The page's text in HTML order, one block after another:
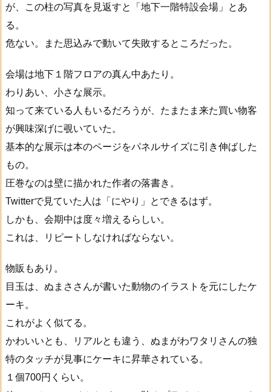
が、この柱の写真を見返すと「地下一階特設会場」とあ
る。
危ない。また思込みで動いて失敗するところだった。
会場は地下１階フロアの真ん中あたり。
わりあい、小さな展示。
知って来ている人もいるだろうが、たまたま来た買い物客
が興味深げに覗いていた。
基本的な展示は本のページをパネルサイズに引き伸ばした
もの。
圧巻なのは壁に描かれた作者の落書き。
Twitterで見ていた人は「にやり」とできるはず。
しかも、会期中は度々増えるらしい。
これは、リピートしなければならない。
物販もあり。
目玉は、ぬまささんが書いた動物のイラストを元にしたケ
ーキ。
これがよく似てる。
かわいいとも、リアルとも違う、ぬまがわワタリさんの独
特のタッチが見事にケーキに昇華されている。
１個700円くらい。